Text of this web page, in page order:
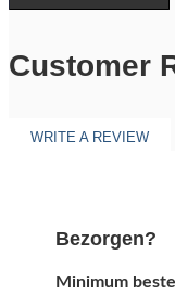
Customer
WRITE A REVIEW
Bezorgen?
Minimum